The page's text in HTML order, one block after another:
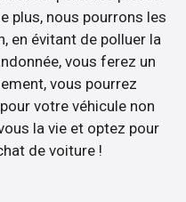
plus, nous pourrons les
en évitant de polluer la
vous ferez un
vous pourrez
votre véhicule non
la vie et optez pour
de voiture !